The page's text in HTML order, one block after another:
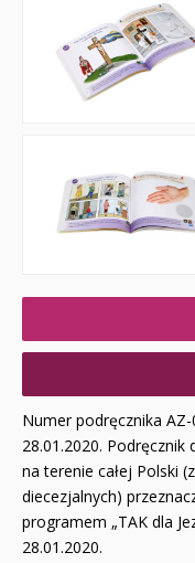
Numer podręcznika
28.01.2020.
na terenie całej Polski
diecezjalnych)
programem „TAK dla
28.01.2020.